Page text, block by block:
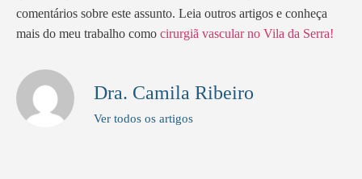
comentários sobre este assunto. Leia outros artigos e conheça
mais do meu trabalho como cirurgiã vascular no Vila da Serra!
Dra. Camila Ribeiro
Ver todos os artigos